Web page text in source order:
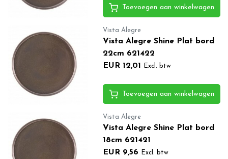
Toevoegen aan winkelwagen
Vista Alegre
Vista Alegre Shine Plat bord
22cm 621422
EUR 12,01
Excl. btw
Toevoegen aan winkelwagen
Vista Alegre
Vista Alegre Shine Plat bord
18cm 621421
EUR 9,56
Excl. btw